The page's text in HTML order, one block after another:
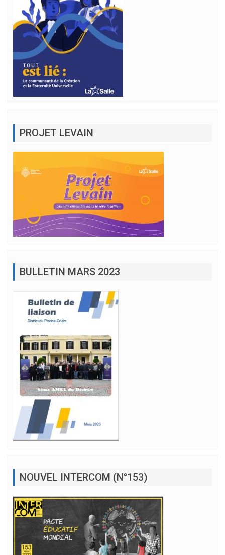
PROJET LEVAIN
BULLETIN MARS 2023
NOUVEL INTERCOM (N°153)